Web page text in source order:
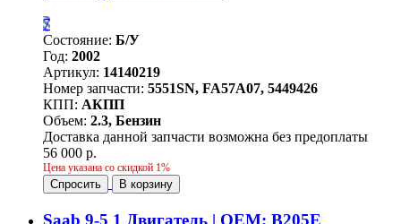
7
Состояние: Б/У
Год: 2002
Артикул: 14140219
Номер запчасти: 5551SN, FA57A07, 5449426
КПП: АКПП
Объем: 2.3, Бензин
Доставка данной запчасти возможна без предоплаты
56 000 р.
Цена указана со скидкой 1%
Спросить В корзину
Saab 9-5 1 Двигатель | OEM: B205E